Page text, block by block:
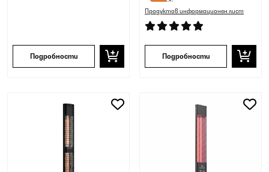
Подробности
Продуктов информационен лист
Подробности